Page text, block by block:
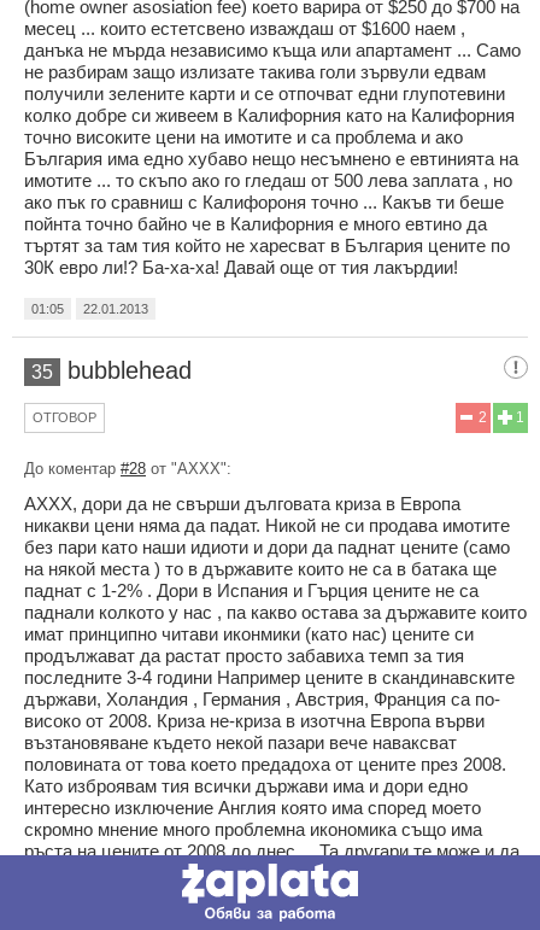
(home owner asosiation fee) което варира от $250 до $700 на
месец ... които естетсвено изваждаш от $1600 наем ,
данъка не мърда независимо къща или апартамент ... Само
не разбирам защо излизате такива голи зървули едвам
получили зелените карти и се отпочват едни глупотевини
колко добре си живеем в Калифорния като на Калифорния
точно високите цени на имотите и са проблема и ако
България има едно хубаво нещо несъмнено е евтинията на
имотите ... то скъпо ако го гледаш от 500 лева заплата , но
ако пък го сравниш с Калифороня точно ... Какъв ти беше
пойнта точно байно че в Калифорния е много евтино да
търтят за там тия който не харесват в България цените по
30К евро ли!? Ба-ха-ха! Давай още от тия лакърдии!
01:05 22.01.2013
35 bubblehead
1
2
ОТГОВОР
До коментар #28 от "AXXX":
АХХХ, дори да не свърши дълговата криза в Европа
никакви цени няма да падат. Никой не си продава имотите
без пари като наши идиоти и дори да паднат цените (само
на някой места ) то в държавите които не са в батака ще
паднат с 1-2% . Дори в Испания и Гърция цените не са
паднали колкото у нас , па какво остава за държавите които
имат принципно читави иконмики (като нас) цените си
продължават да растат просто забавиха темп за тия
последните 3-4 години Например цените в скандинавските
държави, Холандия , Германия , Австрия, Франция са по-
високо от 2008. Криза не-криза в изотчна Европа върви
възтановяване където некой пазари вече наваксват
половината от това което предадоха от цените през 2008.
Като изброявам тия всички държави има и дори едно
интересно изключение Англия която има според моето
скромно мнение много проблемна икономика също има
ръста на цените от 2008 до днес ... Та другари те може и да
паднат някъде цените но само с 1-2% и пак ще са по нагоре
от 2008, никой не чака 200 евро/м2... Става ли по ясно за
какво става дума тука? А у нас какво падаха цените когато